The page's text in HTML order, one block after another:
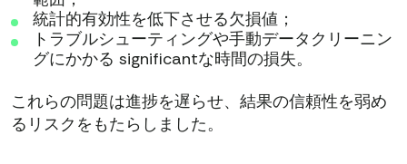
統計的有効性を低下させる欠損値；
トラブルシューティングや手動データクリーニン
グにかかる significantな時間の損失。
これらの問題は進捗を遅らせ、結果の信頼性を弱め
るリスクをもたらしました。